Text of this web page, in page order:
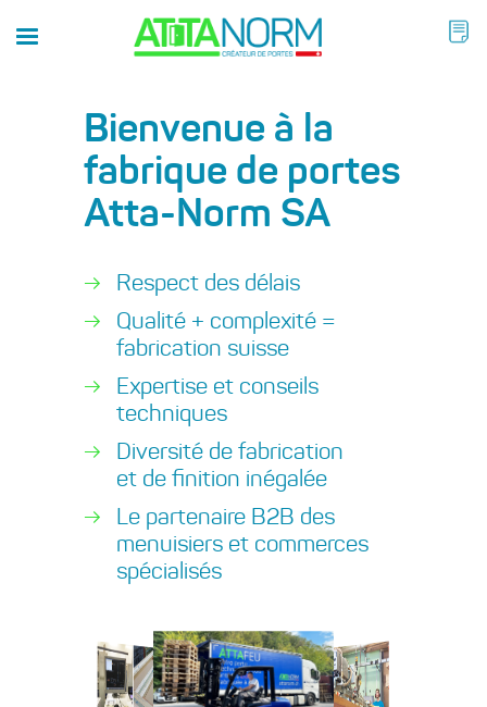
Bienvenue à la
fabrique de portes
Atta-Norm SA
Respect des délais
Qualité + complexité =
fabrication suisse
Expertise et conseils
techniques
Diversité de fabrication
et de finition inégalée
Le partenaire B2B des
menuisiers et commerces
spécialisés